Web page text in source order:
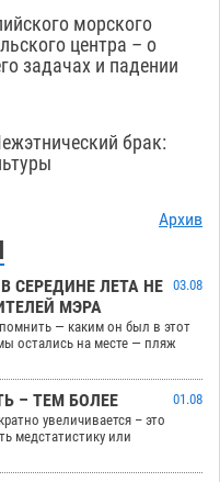
морского
центра – о
задачах и падении
брак:
Архив
СЕРЕДИНЕ ЛЕТА НЕ
МЭРА
03.08
— каким он был в этот
остались на месте — пляж
– ТЕМ БОЛЕЕ
01.08
увеличивается – это
медстатистику или